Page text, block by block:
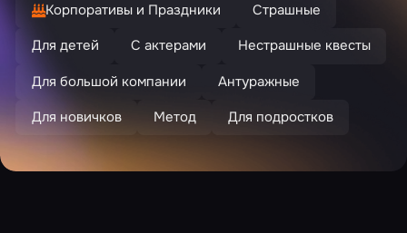
Корпоративы и Праздники
Страшные
Для детей
С актерами
Нестрашные квесты
Для большой компании
Антуражные
Для новичков
Метод Для подростков